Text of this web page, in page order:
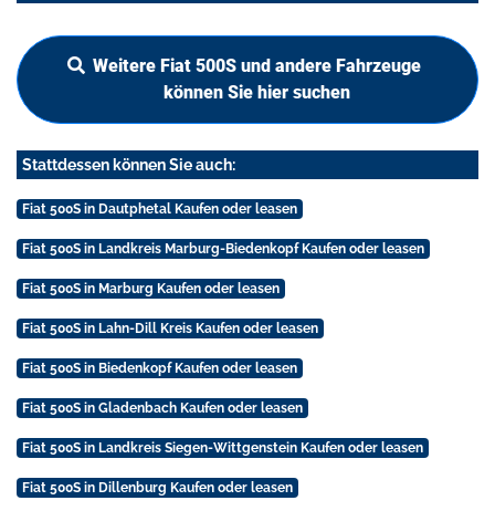
Weitere Fiat 500S und andere Fahrzeuge
können Sie hier suchen
Stattdessen können Sie auch:
Fiat 500S in Dautphetal Kaufen oder leasen
Fiat 500S in Landkreis Marburg-Biedenkopf Kaufen oder leasen
Fiat 500S in Marburg Kaufen oder leasen
Fiat 500S in Lahn-Dill Kreis Kaufen oder leasen
Fiat 500S in Biedenkopf Kaufen oder leasen
Fiat 500S in Gladenbach Kaufen oder leasen
Fiat 500S in Landkreis Siegen-Wittgenstein Kaufen oder leasen
Fiat 500S in Dillenburg Kaufen oder leasen